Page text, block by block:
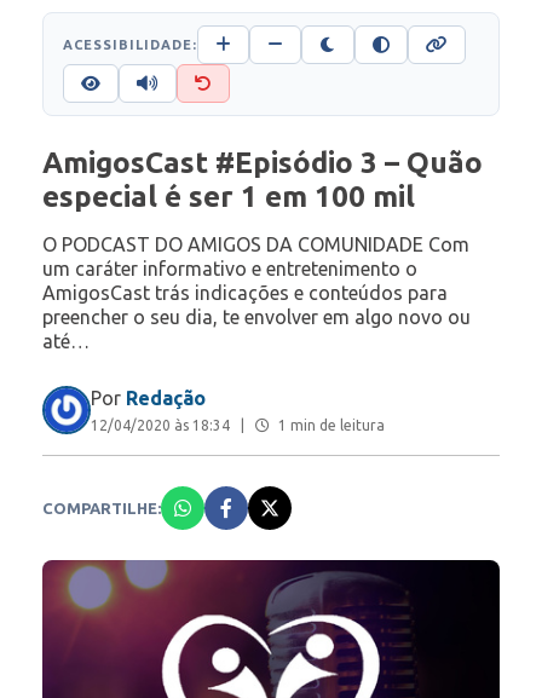
ACESSIBILIDADE:
AmigosCast #Episódio 3 – Quão
especial é ser 1 em 100 mil
O PODCAST DO AMIGOS DA COMUNIDADE Com
um caráter informativo e entretenimento o
AmigosCast trás indicações e conteúdos para
preencher o seu dia, te envolver em algo novo ou
até…
Por Redação
12/04/2020 às 18:34 1 min de leitura
COMPARTILHE: